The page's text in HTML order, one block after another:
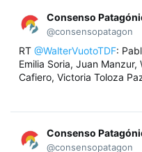
Consenso
@consensopatagon
RT @WalterVuotoTDF:
Emilia Soria, Juan
Cafiero, Victoria Toloza
Consenso
@consensopatagon